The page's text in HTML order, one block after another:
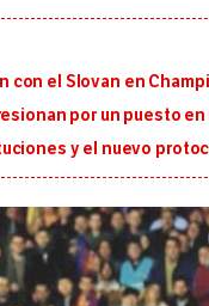
con el Slovan en
por un puesto
y el nuevo
Un
julio en
al sur de